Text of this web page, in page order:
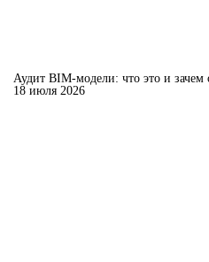
Аудит BIM-модели: что это и зачем
18 июля 2026